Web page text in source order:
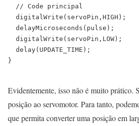
// Code principal
digitalWrite ( servoPin , HIGH ) ;
delayMicroseconds ( pulse ) ;
digitalWrite ( servoPin , LOW ) ;
delay( UPDATE_TIME ) ;
}
Evidentemente, isso não é muito prático.
posição ao servomotor. Para tanto,
que permita converter uma posição em